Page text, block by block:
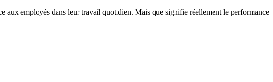
aux employés dans leur travail quotidien. Mais que signifie réellement le performance